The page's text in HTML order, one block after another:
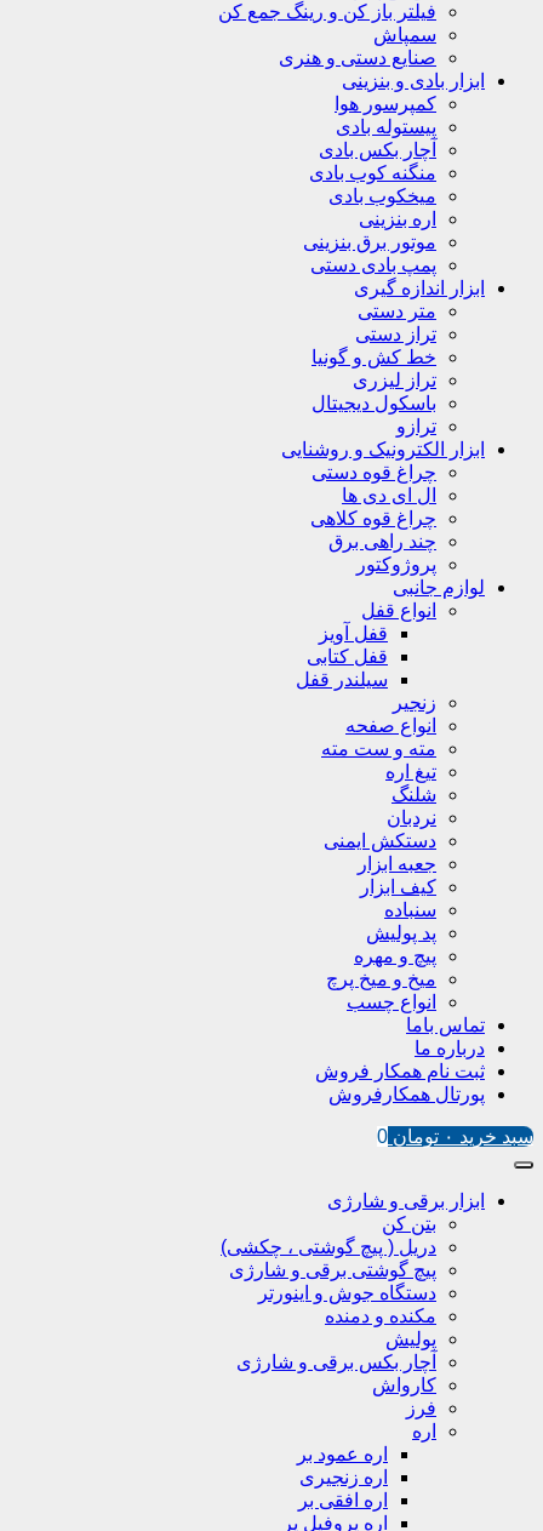
فیلتر باز کن و رینگ جمع کن
سمپاش
صنایع دستی و هنری
ابزار بادی و بنزینی
کمپرسور هوا
پیستوله بادی
آچار بکس بادی
منگنه کوب بادی
میخکوب بادی
اره بنزینی
موتور برق بنزینی
پمپ بادی دستی
ابزار اندازه گیری
متر دستی
تراز دستی
خط کش و گونیا
تراز لیزری
باسکول دیجیتال
ترازو
ابزار الکترونیک و روشنایی
چراغ قوه دستی
ال ای دی ها
چراغ قوه کلاهی
چند راهی برق
پروژوکتور
لوازم جانبی
انواع قفل
قفل آویز
قفل کتابی
سیلندر قفل
زنجیر
انواع صفحه
مته و ست مته
تیغ اره
شلنگ
نردبان
دستکش ایمنی
جعبه ابزار
کیف ابزار
سنباده
پد پولیش
پیچ و مهره
میخ و میخ پرچ
انواع چسب
تماس باما
درباره ما
ثبت نام همکار فروش
پورتال همکارفروش
سبد خرید ۰ تومان 0
ابزار برقی و شارژی
بتن کن
دریل ( پیچ گوشتی ، چکشی)
پیچ گوشتی برقی و شارژی
دستگاه جوش و اینورتر
مکنده و دمنده
پولیش
آچار بکس برقی و شارژی
کارواش
فرز
اره
اره عمود بر
اره زنجیری
اره افقی بر
اره پروفیل پر